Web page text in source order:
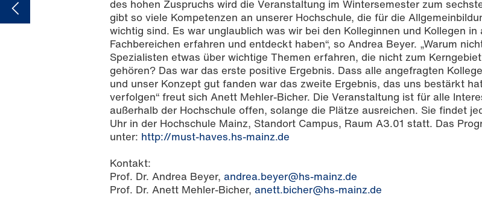
des hohen Zuspruchs wird die Veranstaltung im Wintersemester zum
gibt so viele Kompetenzen an unserer Hochschule, die für die
wichtig sind. Es war unglaublich was wir bei den Kolleginnen und Kollegen in
Fachbereichen erfahren und entdeckt haben“, so Andrea Beyer. „Warum
Spezialisten etwas über wichtige Themen erfahren, die nicht zum
gehören? Das war das erste positive Ergebnis. Dass alle angefragten
und unser Konzept gut fanden war das zweite Ergebnis, das uns bestärkt
verfolgen“ freut sich Anett Mehler-Bicher. Die Veranstaltung ist für alle
außerhalb der Hochschule offen, solange die Plätze ausreichen. Sie findet
Uhr in der Hochschule Mainz, Standort Campus, Raum A3.01 statt. Das
unter: http://must-haves.hs-mainz.de
Kontakt:
Prof. Dr. Andrea Beyer, andrea.beyer@hs-mainz.de
Prof. Dr. Anett Mehler-Bicher, anett.bicher@hs-mainz.de